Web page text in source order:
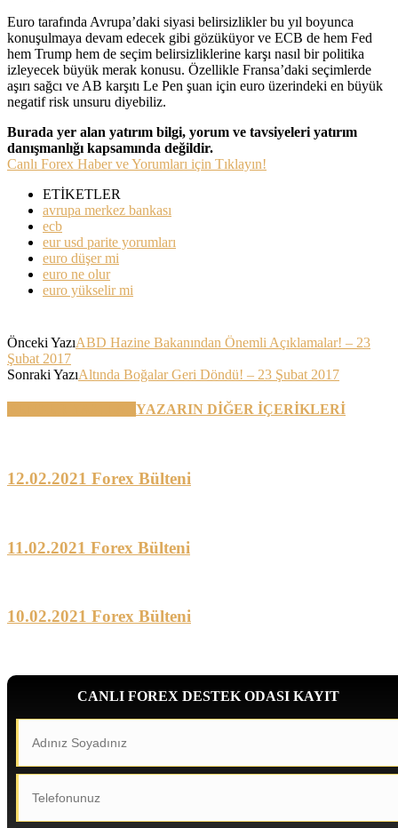
Euro tarafında Avrupa’daki siyasi belirsizlikler bu yıl boyunca
konuşulmaya devam edecek gibi gözüküyor ve ECB de hem Fed
hem Trump hem de seçim belirsizliklerine karşı nasıl bir politika
izleyecek büyük merak konusu. Özellikle Fransa’daki seçimlerde
aşırı sağcı ve AB karşıtı Le Pen şuan için euro üzerindeki en büyük
negatif risk unsuru diyebiliz.
Burada yer alan yatırım bilgi, yorum ve tavsiyeleri yatırım
danışmanlığı kapsamında değildir.
Canlı Forex Haber ve Yorumları için Tıklayın!
ETİKETLER
avrupa merkez bankası
ecb
eur usd parite yorumları
euro düşer mi
euro ne olur
euro yükselir mi
Önceki YazıABD Hazine Bakanından Önemli Açıklamalar! – 23
Şubat 2017
Sonraki YazıAltında Boğalar Geri Döndü! – 23 Şubat 2017
YAZARIN DİĞER İÇERİKLERİ
12.02.2021 Forex Bülteni
11.02.2021 Forex Bülteni
10.02.2021 Forex Bülteni
CANLI FOREX DESTEK ODASI KAYIT